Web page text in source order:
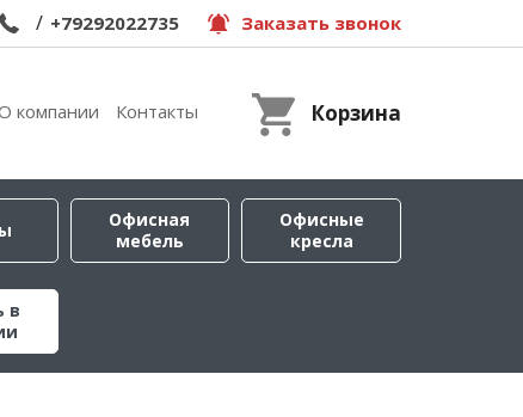
/ +79292022735 Заказать звонок
компании Контакты Корзина
Офисная
мебель
Офисные
кресла
в